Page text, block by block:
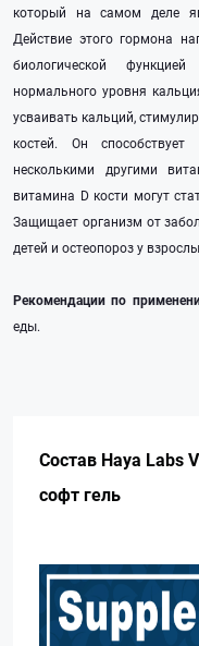
который на самом деле
Действие этого гормона
биологической
нормального уровня
усваивать кальций,
костей. Он
несколькими другими
витамина D кости могут
Защищает организм от
детей и остеопороз у
Рекомендации по
еды.
Состав Haya Labs
софт гель